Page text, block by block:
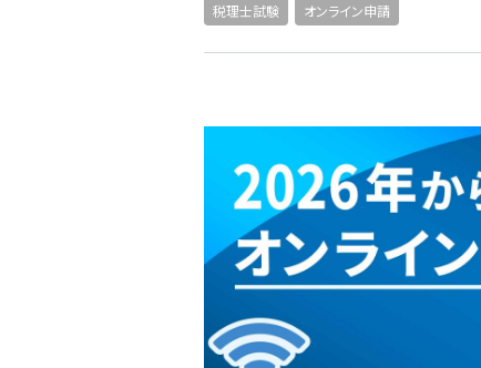
税理士試験 オンライン申請